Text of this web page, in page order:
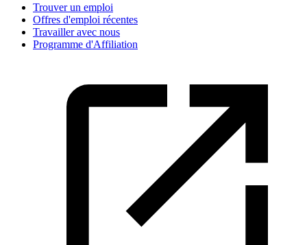
Trouver un emploi
Offres d'emploi récentes
Travailler avec nous
Programme d'Affiliation